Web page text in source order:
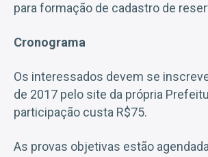
para formação de cadastro de
Cronograma
Os interessados devem se
de 2017 pelo site da própria
participação custa R$75.
As provas objetivas estão